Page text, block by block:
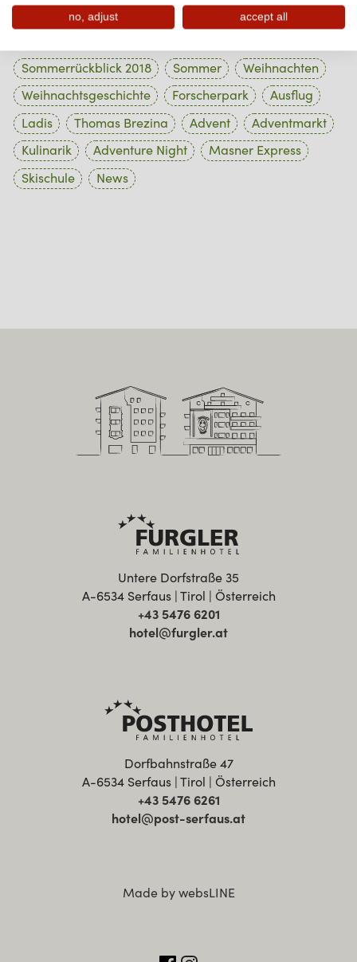
Tag Cloud
Sommerrückblick 2018 Sommer
Weihnachten
Weihnachtsgeschichte
Forscherpark
Ausflug
Ladis
Thomas Brezina Advent
Adventmarkt
Kulinarik
Adventure Night
Masner Express
Skischule
News
Untere Dorfstraße 35
A-6534 Serfaus | Tirol | Österreich
+43 5476 6201
hotel@furgler.at
Made by websLINE
Dorfbahnstraße 47
A-6534 Serfaus | Tirol | Österreich
+43 5476 6261
hotel@post-serfaus.at
no, adjust accept all